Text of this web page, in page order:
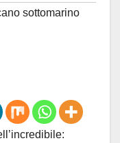
sottomarino